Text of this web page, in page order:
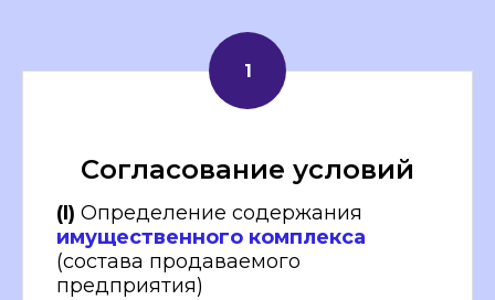
Согласование условий
(I) Определение содержания
имущественного комплекса
(состава продаваемого
предприятия)